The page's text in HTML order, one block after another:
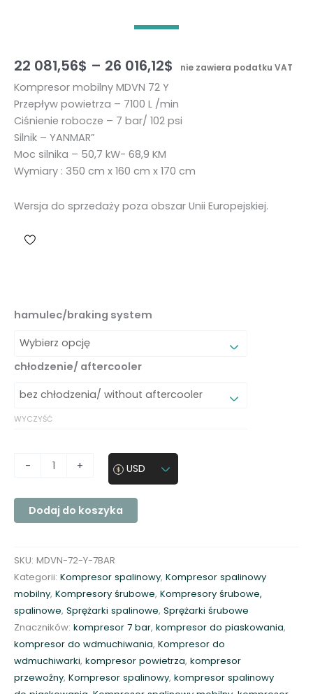
22 081,56$ – 26 016,12$
k
r
c
n
:
6
o
6
1
2
$
nie zawiera podatku VAT
Kompresor mobilny MDVN 72 Y
Przepływ powietrza – 7100 L /min
Ciśnienie robocze – 7 bar/ 102 psi
Silnik – YANMAR”
Moc silnika – 50,7 kW- 68,9 KM
Wymiary : 350 cm x 160 cm x 170 cm
Wersja do sprzedaży poza obszar Unii Europejskiej.
hamulec/braking system
chłodzenie/ aftercooler
WYCZYŚĆ
-
o
o
m
p
r
e
s
o
r
+ USD
Dodaj do koszyka
SKU: MDVN-72-Y-7BAR
Kategorii: Kompresor spalinowy, Kompresor spalinowy
mobilny, Kompresory śrubowe, Kompresory śrubowe,
spalinowe, Sprężarki spalinowe, Sprężarki śrubowe
Znaczników: kompresor 7 bar, kompresor do piaskowania,
kompresor do wdmuchiwania, Kompresor do
wdmuchiwarki, kompresor powietrza, kompresor
przewoźny, Kompresor spalinowy, kompresor spalinowy